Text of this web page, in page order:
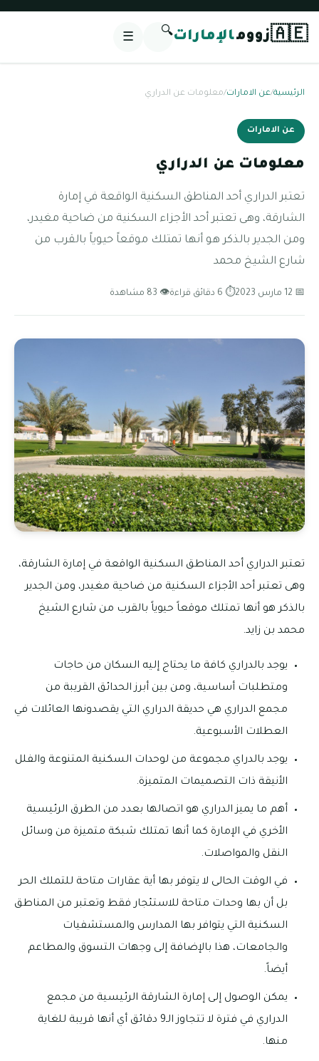
🇦🇪زوومالإمارات🔍
☰
الرئيسية/عن الامارات/معلومات عن الدراري
عن الامارات
معلومات عن الدراري
تعتبر الدراري أحد المناطق السكنية الواقعة في إمارة
الشارقة، وهى تعتبر أحد الأجزاء السكنية من ضاحية مغيدر،
ومن الجدير بالذكر هو أنها تمتلك موقعاً حيوياً بالقرب من
شارع الشيخ محمد
📅 12 مارس 2023 ⏱ 6 دقائق قراءة 👁 83 مشاهدة
تعتبر الدراري أحد المناطق السكنية الواقعة في إمارة الشارقة،
وهى تعتبر أحد الأجزاء السكنية من ضاحية مغيدر، ومن الجدير
بالذكر هو أنها تمتلك موقعاً حيوياً بالقرب من شارع الشيخ
محمد بن زايد.
يوجد بالدراري كافة ما يحتاج إليه السكان من حاجات
ومتطلبات أساسية، ومن بين أبرز الحدائق القريبة من
مجمع الدراري هي حديقة الدراري التي يقصدونها العائلات في
العطلات الأسبوعية.
يوجد بالدراي مجموعة من لوحدات السكنية المتنوعة والفلل
الأنيقة ذات التصميمات المتميزة.
أهم ما يميز الدراري هو اتصالها بعدد من الطرق الرئيسية
الأخري في الإمارة كما أنها تمتلك شبكة متميزة من وسائل
النقل والمواصلات.
في الوقت الحالى لا يتوفر بها أية عقارات متاحة للتملك الحر
بل أن بها وحدات متاحة للاستئجار فقط وتعتبر من المناطق
السكنية التي يتوافر بها المدارس والمستشفيات
والجامعات، هذا بالإضافة إلى وجهات التسوق والمطاعم
أيضاً.
يمكن الوصول إلى إمارة الشارقة الرئيسية من مجمع
الدراري في فترة لا تتجاوز الـ9 دقائق أي أنها قريبة للغاية
منها.